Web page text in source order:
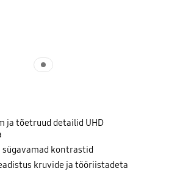
ja tõetruud detailid UHD
sügavamad kontrastid
kruvide ja tööriistadeta